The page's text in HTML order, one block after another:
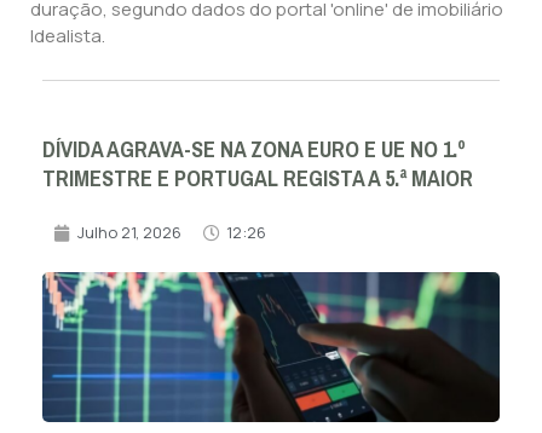
duração, segundo dados do portal 'online' de imobiliário
Idealista.
DÍVIDA AGRAVA-SE NA ZONA EURO E UE NO 1.º
TRIMESTRE E PORTUGAL REGISTA A 5.ª MAIOR
Julho 21, 2026 12:26